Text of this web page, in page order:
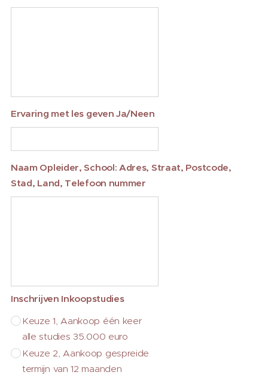
Ervaring met les geven Ja/Neen
Naam Opleider, School: Adres, Straat, Postcode,
Stad, Land, Telefoon nummer
Inschrijven Inkoopstudies
Keuze 1, Aankoop één keer
alle studies 35.000 euro
Keuze 2, Aankoop gespreide
termijn van 12 maanden